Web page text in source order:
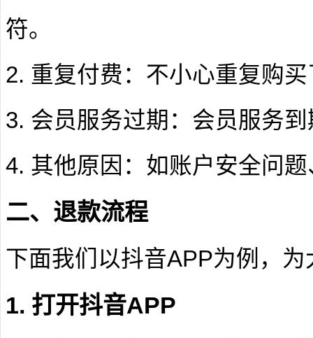
符。
2. 重复付费：不小心重复购
3. 会员服务过期：会员服务
4. 其他原因：如账户安全问
二、退款流程
下面我们以抖音APP为例，
1. 打开抖音APP